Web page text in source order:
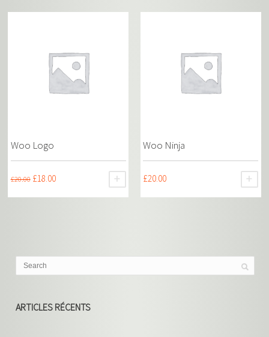
Woo Logo
£20.00 £18.00 AJOUTER AU PANIER
Woo Ninja
£20.00
ARTICLES RÉCENTS